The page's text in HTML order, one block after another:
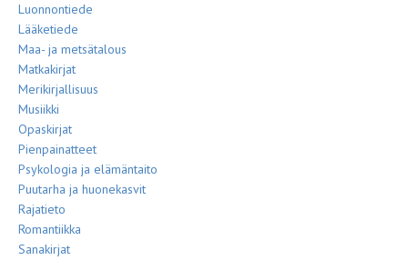
Luonnontiede
Lääketiede
Maa- ja metsätalous
Matkakirjat
Merikirjallisuus
Musiikki
Opaskirjat
Pienpainatteet
Psykologia ja elämäntaito
Puutarha ja huonekasvit
Rajatieto
Romantiikka
Sanakirjat